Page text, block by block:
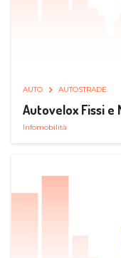
AUTO AUTOSTRADE
Autovelox Fissi e
Infomobilità